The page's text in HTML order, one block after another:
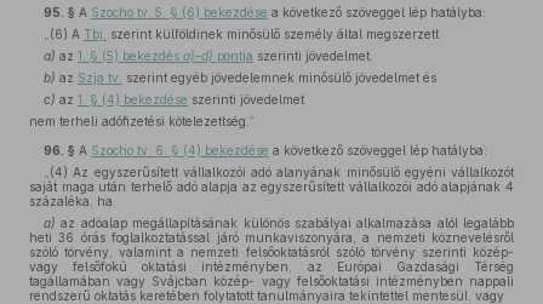
95. § A Szocho tv. 5. § (6) bekezdése a következő szöveggel lép hatályba:
„(6) A Tbj.
szerint külföldinek minősülő személy által megszerzett
a) az 1. § (5) bekezdés a)–d) pontja szerinti jövedelmet,
b) az Szja tv.
szerint egyéb jövedelemnek minősülő jövedelmet és
c) az 1. § (4) bekezdése szerinti jövedelmet
nem terheli adófizetési kötelezettség.”
96. § A Szocho tv. 6. § (4) bekezdése a következő szöveggel lép hatályba:
„(4) Az egyszerűsített vállalkozói adó alanyának minősülő egyéni vállalkozót
saját maga után terhelő adó alapja az egyszerűsített vállalkozói adó alapjának 4
százaléka, ha
a) az adóalap megállapításának különös szabályai alkalmazása alól legalább
heti 36 órás foglalkoztatással járó munkaviszonyára, a nemzeti köznevelésről
szóló törvény, valamint a nemzeti felsőoktatásról szóló törvény szerinti közép-
vagy felsőfokú oktatási intézményben, az Európai Gazdasági Térség
tagállamában vagy Svájcban közép- vagy felsőoktatási intézményben nappali
rendszerű oktatás keretében folytatott tanulmányaira tekintettel mentesül, vagy